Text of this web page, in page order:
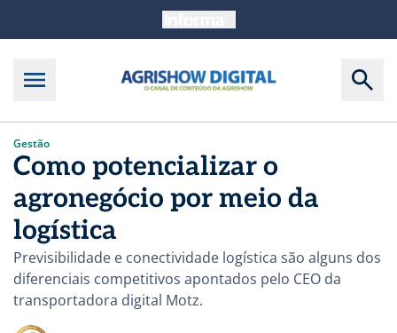
Gestão
Como potencializar o
agronegócio por meio da
logística
Previsibilidade e conectividade logística são alguns dos
diferenciais competitivos apontados pelo CEO da
transportadora digital Motz.